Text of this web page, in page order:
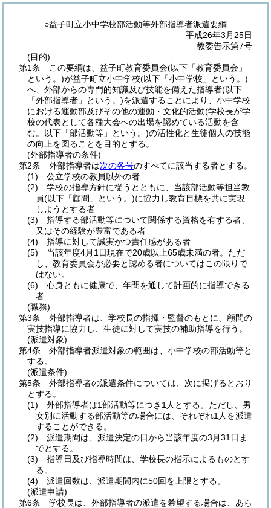
○益子町立小中学校部活動等外部指導者派遣要綱
平成26年3月25日
教委告示第7号
(目的)
第1条
この要綱は、益子町教育委員会(以下「教育委員会」
という。)が益子町立小中学校(以下「小中学校」という。)
へ、外部からの専門的知識及び技能を備えた指導者(以下
「外部指導者」という。)を派遣することにより、小中学校
における運動部及びその他の運動・文化的活動(学校長が学
校の代表として各種大会への出場を認めている活動を含
む。以下「部活動等」という。)の活性化と生徒個人の技能
の向上を図ることを目的とする。
(外部指導者の条件)
第2条
外部指導者は次の各号のすべてに該当する者とする。
(1)
公立学校の教員以外の者
(2)
学校の指導方針に従うとともに、当該部活動等担当教
員(以下「顧問」という。)に協力し教育目標を共に実現
しようとする者
(3)
指導する部活動等について関係する資格を有する者、
又はその経験が豊富である者
(4)
指導に対して誠実かつ責任感がある者
(5)
当該年度4月1日現在で20歳以上65歳未満の者。 ただ
し、教育委員会が必要と認める者についてはこの限りで
はない。
(6)
心身ともに健康で、年間を通して計画的に指導できる
者
(職務)
第3条
外部指導者は、学校長の指揮・監督のもとに、顧問の
実技指導に協力し、生徒に対して実技の補助指導を行う。
(派遣対象)
第4条
外部指導者派遣対象の範囲は、小中学校の部活動等と
する。
(派遣条件)
第5条
外部指導者の派遣条件については、次に掲げるとおり
とする。
(1)
外部指導者は1部活動等につき1人とする。 ただし、男
女別に活動する部活動等の場合には、それぞれ1人を派遣
することができる。
(2)
派遣期間は、派遣決定の日から当該年度の3月31日ま
でとする。
(3)
指導日及び指導時間は、学校長の指示によるものとす
る。
(4)
派遣回数は、派遣期間内に50回を上限とする。
(派遣申請)
第6条
学校長は、外部指導者の派遣を希望する場合は、あら